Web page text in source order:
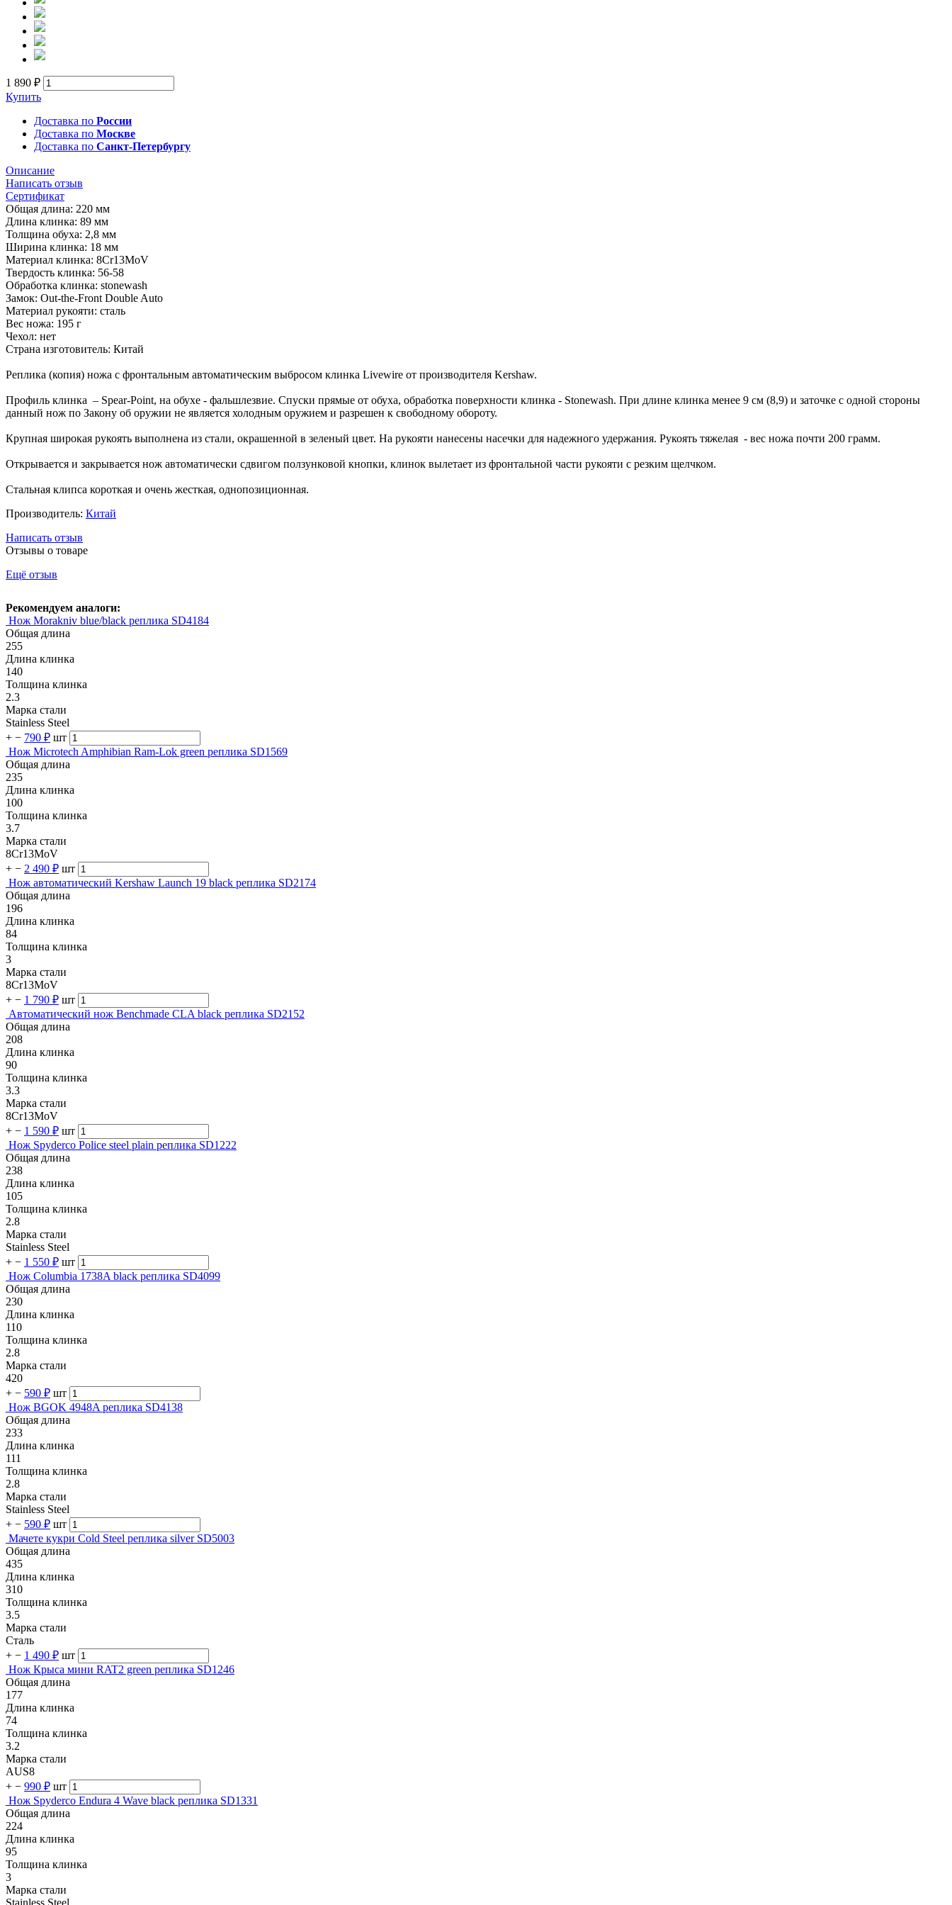
1 890 ₽
Купить
Доставка по России
Доставка по Москве
Доставка по Санкт-Петербургу
Описание
Написать отзыв
Сертификат
Общая длина: 220 мм
Длина клинка: 89 мм
Толщина обуха: 2,8 мм
Ширина клинка: 18 мм
Материал клинка: 8Cr13MoV
Твердость клинка: 56-58
Обработка клинка: stonewash
Замок: Out-the-Front Double Auto
Материал рукояти: сталь
Вес ножа: 195 г
Чехол: нет
Страна изготовитель: Китай
Реплика (копия) ножа с фронтальным автоматическим выбросом клинка Livewire от производителя Kershaw.
Профиль клинка – Spear-Point, на обухе - фальшлезвие. Спуски прямые от обуха, обработка поверхности клинка - Stonewash. При длине клинка менее 9 см (8,9) и заточке с одной стороны
данный нож по Закону об оружии не является холодным оружием и разрешен к свободному обороту.
Крупная широкая рукоять выполнена из стали, окрашенной в зеленый цвет. На рукояти нанесены насечки для надежного удержания. Рукоять тяжелая - вес ножа почти 200 грамм.
Открывается и закрывается нож автоматически сдвигом ползунковой кнопки, клинок вылетает из фронтальной части рукояти с резким щелчком.
Стальная клипса короткая и очень жесткая, однопозиционная.
Производитель: Китай
Написать отзыв
Отзывы о товаре
Ещё отзыв
Рекомендуем аналоги:
Нож Morakniv blue/black реплика SD4184
Общая длина
255
Длина клинка
140
Толщина клинка
2.3
Марка стали
Stainless Steel
+ − 790 ₽ шт
Нож Microtech Amphibian Ram-Lok green реплика SD1569
Общая длина
235
Длина клинка
100
Толщина клинка
3.7
Марка стали
8Cr13MoV
+ − 2 490 ₽ шт
Нож автоматический Kershaw Launch 19 black реплика SD2174
Общая длина
196
Длина клинка
84
Толщина клинка
3
Марка стали
8Cr13MoV
+ − 1 790 ₽ шт
Автоматический нож Benchmade CLA black реплика SD2152
Общая длина
208
Длина клинка
90
Толщина клинка
3.3
Марка стали
8Cr13MoV
+ − 1 590 ₽ шт
Нож Spyderco Police steel plain реплика SD1222
Общая длина
238
Длина клинка
105
Толщина клинка
2.8
Марка стали
Stainless Steel
+ − 1 550 ₽ шт
Нож Columbia 1738A black реплика SD4099
Общая длина
230
Длина клинка
110
Толщина клинка
2.8
Марка стали
420
+ − 590 ₽ шт
Нож BGOK 4948A реплика SD4138
Общая длина
233
Длина клинка
111
Толщина клинка
2.8
Марка стали
Stainless Steel
+ − 590 ₽ шт
Мачете кукри Cold Steel реплика silver SD5003
Общая длина
435
Длина клинка
310
Толщина клинка
3.5
Марка стали
Сталь
+ − 1 490 ₽ шт
Нож Крыса мини RAT2 green реплика SD1246
Общая длина
177
Длина клинка
74
Толщина клинка
3.2
Марка стали
AUS8
+ − 990 ₽ шт
Нож Spyderco Endura 4 Wave black реплика SD1331
Общая длина
224
Длина клинка
95
Толщина клинка
3
Марка стали
Stainless Steel